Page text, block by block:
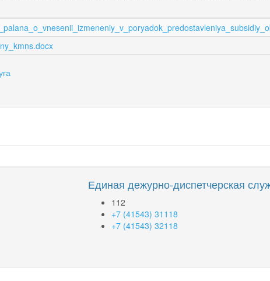
Единая дежурно-диспетчерская
112
+7 (41543) 31118
+7 (41543) 32118